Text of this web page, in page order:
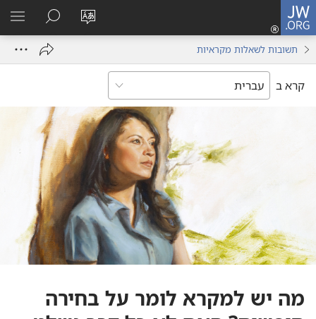
JW.ORG
שנה
כניסה
(פותח
חיפוש
תשובות לשאלות מקראיות
קרא ב
מה יש למקרא לומר על בחירה